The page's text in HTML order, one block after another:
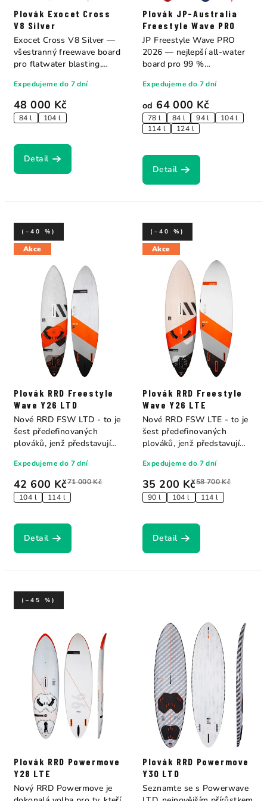
Plovák Exocet Cross
V8 Silver
48 000 Kč
84 l 104 l
Expedujeme do 7 dní
Detail
Exocet Cross V8 Silver —
všestranný freewave board
pro flatwater blasting,
Plovák JP-Australia
Freestyle Wave PRO
od 64 000 Kč
78 l 84 l 94 l
104 l
114 l
124 l
Expedujeme do 7 dní
Detail
JP Freestyle Wave PRO
2026 — nejlepší all-water
board pro 99 %
Akce
Plovák RRD Freestyle
Wave Y26 LTD
42 600 Kč71 000 Kč
(–40 %)
104 l 114 l
Expedujeme do 7 dní
Detail
Nové RRD FSW LTD - to je
šest předefinovaných
plováků, jenž představují
Akce
Plovák RRD Freestyle
Wave Y26 LTE
35 200 Kč58 700 Kč
(–40 %)
90 l 104 l 114 l
Expedujeme do 7 dní
Detail
Nové RRD FSW LTE - to je
šest předefinovaných
plováků, jenž představují
Plovák RRD Powermove
Y28 LTE
(–45 %)
Nový RRD Powermove je
Plovák RRD Powermove
Y30 LTD
Seznamte se s Powerwave